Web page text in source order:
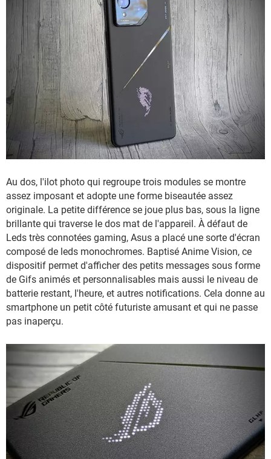
Au dos, l'ilot photo qui regroupe trois modules se montre
assez imposant et adopte une forme biseautée assez
originale. La petite différence se joue plus bas, sous la ligne
brillante qui traverse le dos mat de l'appareil. À défaut de
Leds très connotées gaming, Asus a placé une sorte d'écran
composé de leds monochromes. Baptisé Anime Vision, ce
dispositif permet d'afficher des petits messages sous forme
de Gifs animés et personnalisables mais aussi le niveau de
batterie restant, l'heure, et autres notifications. Cela donne au
smartphone un petit côté futuriste amusant et qui ne passe
pas inaperçu.